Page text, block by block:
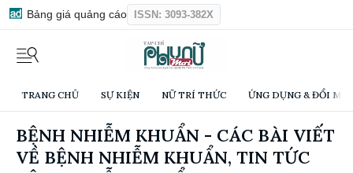
Bảng giá quảng cáo ISSN: 3093-382X
TRANG CHỦ SỰ KIỆN NỮ TRÍ THỨC ỨNG DỤNG & ĐỔI
BỆNH NHIỄM KHUẨN - CÁC BÀI VIẾT
VỀ BỆNH NHIỄM KHUẨN, TIN TỨC